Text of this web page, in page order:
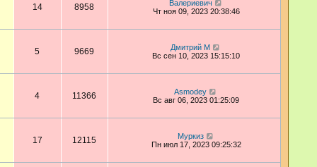
14 8958
Валериевич
Чт ноя 09, 2023 20:38:46
5 9669
Дмитрий М
Вс сен 10, 2023 15:15:10
4 11366
Asmodey
Вс авг 06, 2023 01:25:09
17 12115
Муркиз
Пн июл 17, 2023 09:25:32